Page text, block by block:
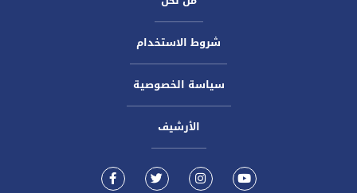
شروط الاستخدام
سياسة الخصوصية
الأرشيف